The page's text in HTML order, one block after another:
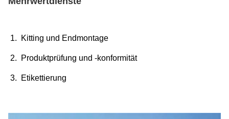
1. Kitting und Endmontage
2. Produktprüfung und -konformität
3. Etikettierung